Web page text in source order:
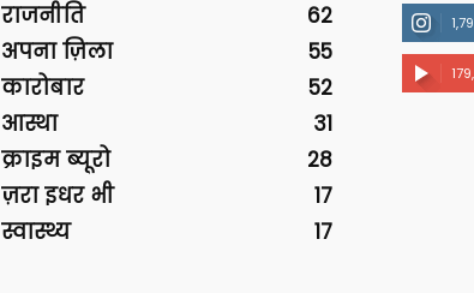
राजनीति
62
अपना ज़िला
55
कारोबार
52
आस्था
31
क्राइम ब्यूरो
28
ज़रा इधर भी
17
स्वास्थ्य
17